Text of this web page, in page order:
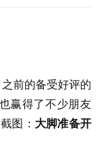
前的备受好评的
也赢得了不少朋友
图： 大脚准备开